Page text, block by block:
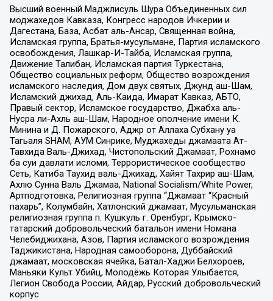
Высший военный Маджлисуль Шура Объединенных сил
моджахедов Кавказа, Конгресс народов Ичкерии и
Дагестана, База, Асбат аль-Ансар, Священная война,
Исламская группа, Братья-мусульмане, Партия исламского
освобождения, Лашкар-И-Тайба, Исламская группа,
Движение Талибан, Исламская партия Туркестана,
Общество социальных реформ, Общество возрождения
исламского наследия, Дом двух святых, Джунд аш-Шам,
Исламский джихад, Аль-Каида, Имарат Кавказ, АБТО,
Правый сектор, Исламское государство, Джабха аль-
Нусра ли-Ахль аш-Шам, Народное ополчение имени К.
Минина и Д. Пожарского, Аджр от Аллаха Субхану уа
Тагьаля SHAM, АУМ Синрике, Муджахеды джамаата Ат-
Тавхида Валь-Джихад, Чистопольский Джамаат, Рохнамо
ба суи давлати исломи, Террористическое сообщество
Сеть, Катиба Таухид валь-Джихад, Хайят Тахрир аш-Шам,
Ахлю Сунна Валь Джамаа, National Socialism/White Power,
Артподготовка, Религиозная группа “Джамаат “Красный
пахарь”, Колумбайн, Хатлонский джамаат, Мусульманская
религиозная группа п. Кушкуль г. Оренбург, Крымско-
татарский добровольческий батальон имени Номана
Челебиджихана, Азов, Партия исламского возрождения
Таджикистана, Народная самооборона, Дуббайский
джамаат, московская ячейка, Батал-Хаджи Белхороев,
Маньяки Культ Убийц, Молодёжь Которая Улыбается,
Легион Свобода России, Айдар, Русский добровольческий
корпус